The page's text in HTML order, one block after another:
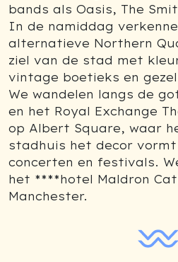
bands als Oasis, The
In de namiddag
alternatieve Northern
ziel van de stad met
vintage boetieks en
We wandelen langs de
en het Royal Exchange
op Albert Square, waar
stadhuis het decor
concerten en festivals.
het ****hotel Maldron
Manchester.